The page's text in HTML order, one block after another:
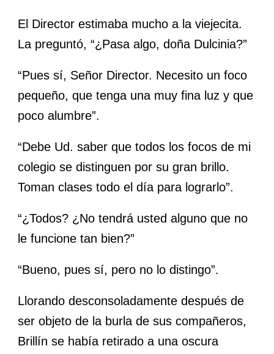
El Director estimaba mucho a la viejecita.
La preguntó, “¿Pasa algo, doña Dulcinia?”
“Pues sí, Señor Director. Necesito un foco
pequeño, que tenga una muy fina luz y que
poco alumbre”.
“Debe Ud. saber que todos los focos de mi
colegio se distinguen por su gran brillo.
Toman clases todo el día para lograrlo”.
“¿Todos? ¿No tendrá usted alguno que no
le funcione tan bien?”
“Bueno, pues sí, pero no lo distingo”.
Llorando desconsoladamente después de
ser objeto de la burla de sus compañeros,
Brillín se había retirado a una oscura